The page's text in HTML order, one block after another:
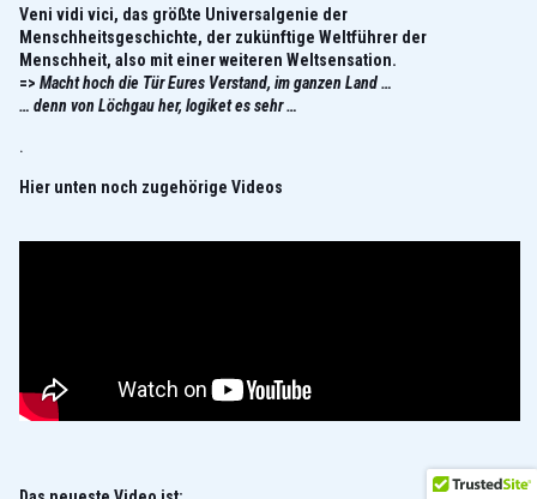
Veni vidi vici, das größte Universalgenie der
Menschheitsgeschichte, der zukünftige Weltführer der
Menschheit, also mit einer weiteren Weltsensation.
=> Macht hoch die Tür Eures Verstand, im ganzen Land …
… denn von Löchgau her, logiket es sehr …
.
Hier unten noch zugehörige Videos